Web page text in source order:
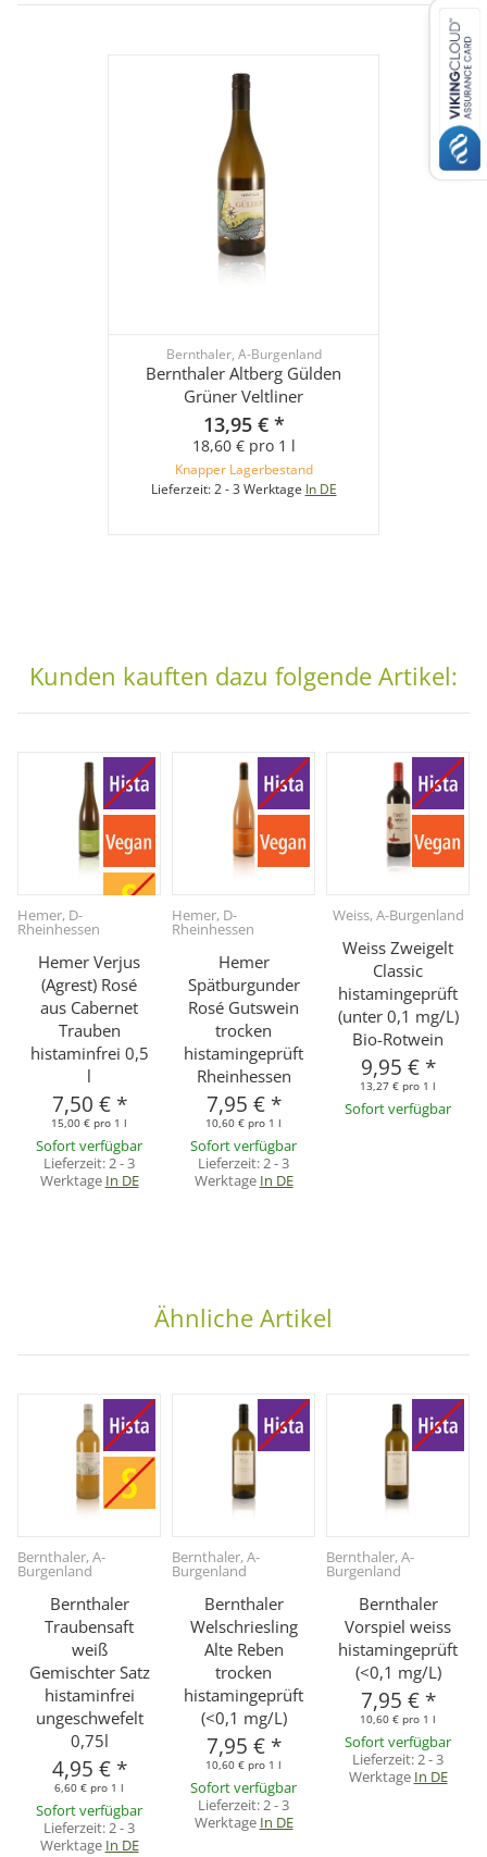
Bernthaler, A-Burgenland
Bernthaler Altberg Gülden
Grüner Veltliner
13,95 € *
18,60 € pro 1 l
Knapper Lagerbestand
Lieferzeit:2 - 3 Werktage In DE
Kunden kauften dazu folgende Artikel:
Hemer, D-
Rheinhessen
Hemer Verjus
(Agrest) Rosé
aus Cabernet
Trauben
histaminfrei 0,5
l
7,50 € *
15,00 € pro 1 l
Sofort verfügbar
Lieferzeit:2 - 3
Werktage In DE
Hemer, D-
Rheinhessen
Hemer
Spätburgunder
Rosé Gutswein
trocken
histamingeprüft
Rheinhessen
7,95 € *
10,60 € pro 1 l
Sofort verfügbar
Lieferzeit:2 - 3
Werktage In DE
Weiss, A-Burgenland
Weiss Zweigelt
Classic
histamingeprüft
(unter 0,1 mg/L)
Bio-Rotwein
9,95 € *
13,27 € pro 1 l
Sofort verfügbar
Ähnliche Artikel
Bernthaler, A-
Burgenland
Bernthaler
Traubensaft
weiß
Gemischter Satz
histaminfrei
ungeschwefelt
0,75l
4,95 € *
6,60 € pro 1 l
Sofort verfügbar
Lieferzeit:2 - 3
Werktage In DE
Bernthaler, A-
Burgenland
Bernthaler
Welschriesling
Alte Reben
trocken
histamingeprüft
(<0,1 mg/L)
7,95 € *
10,60 € pro 1 l
Sofort verfügbar
Lieferzeit:2 - 3
Werktage In DE
Bernthaler, A-
Burgenland
Bernthaler
Vorspiel weiss
histamingeprüft
(<0,1 mg/L)
7,95 € *
10,60 € pro 1 l
Sofort verfügbar
Lieferzeit:2 - 3
Werktage In DE